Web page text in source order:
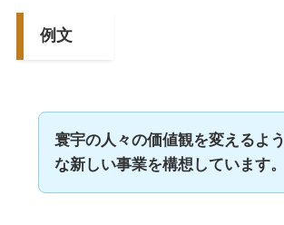
例文
寰宇の人々の価値観を変えるよう
な新しい事業を構想しています。